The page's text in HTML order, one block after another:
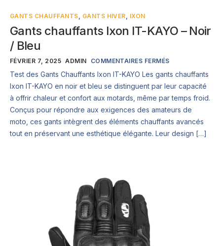
GANTS CHAUFFANTS GANTS HIVER IXON
Gants chauffants Ixon IT-KAYO – Noir
/ Bleu
FÉVRIER 7, 2025 ADMIN COMMENTAIRES FERMÉS
Test des Gants Chauffants Ixon IT-KAYO Les gants chauffants
Ixon IT-KAYO en noir et bleu se distinguent par leur capacité
à offrir chaleur et confort aux motards, même par temps froid.
Conçus pour répondre aux exigences des amateurs de
moto, ces gants intègrent des éléments chauffants avancés
tout en préservant une esthétique élégante. Leur design […]